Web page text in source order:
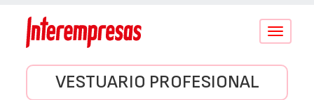
Conmutar
VESTUARIO PROFESIONAL